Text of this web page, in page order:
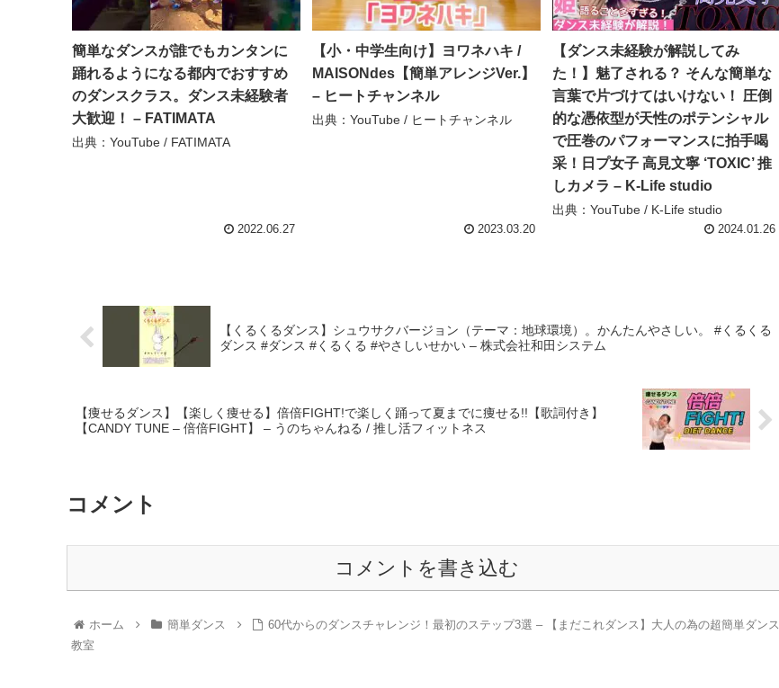
簡単なダンスが誰でもカンタンに
踊れるようになる都内でおすすめ
のダンスクラス。ダンス未経験者
大歓迎！ – FATIMATA
出典：YouTube / FATIMATA
2022.06.27
【小・中学生向け】ヨワネハキ /
MAISONdes【簡単アレンジVer.】
– ヒートチャンネル
出典：YouTube / ヒートチャンネル
2023.03.20
【ダンス未経験が解説してみ
た！】魅了される？ そんな簡単な
言葉で片づけてはいけない！ 圧倒
的な憑依型が天性のポテンシャル
で圧巻のパフォーマンスに拍手喝
采！日プ女子 高見文寧 ‘TOXIC’ 推
しカメラ – K-Life studio
出典：YouTube / K-Life studio
2024.01.26
【くるくるダンス】シュウサクバージョン（テーマ：地球環境）。かんたんやさしい。 #くるくる
ダンス #ダンス #くるくる #やさしいせかい – 株式会社和田システム
【痩せるダンス】【楽しく痩せる】倍倍FIGHT!で楽しく踊って夏までに痩せる!!【歌詞付き】
【CANDY TUNE – 倍倍FIGHT】 – うのちゃんねる / 推し活フィットネス
コメント
コメントを書き込む
ホーム 簡単ダンス
60代からのダンスチャレンジ！最初のステップ3選 – 【まだこれダンス】大人の為の超簡単ダンス
教室